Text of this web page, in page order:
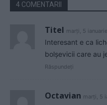
4 COMENTARII
Titel marți, 5
Interesant e ca
bolșevicii care au
Răspundeți
Octavian marți, 5